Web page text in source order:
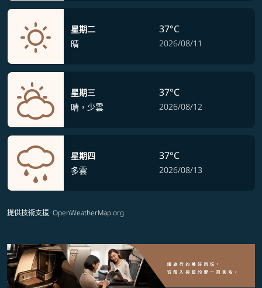
星期二
晴
37°C
2026/08/11
星期三
晴，少雲
37°C
2026/08/12
星期四
多雲
37°C
2026/08/13
提供技術支援: OpenWeatherMap.org